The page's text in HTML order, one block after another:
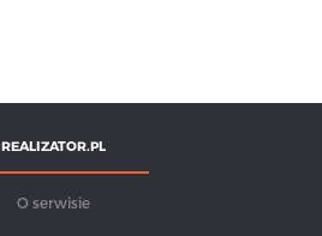
REALIZATOR.PL
O serwisie